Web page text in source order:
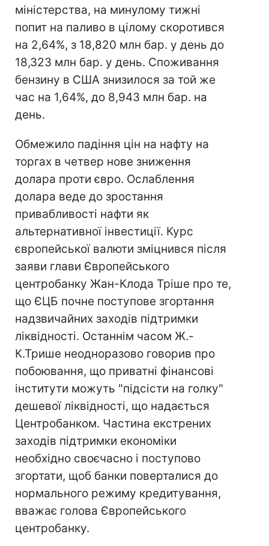
міністерства, на минулому тижні
попит на паливо в цілому скоротився
на 2,64%, з 18,820 млн бар. у день до
18,323 млн бар. у день. Споживання
бензину в США знизилося за той же
час на 1,64%, до 8,943 млн бар. на
день.
Обмежило падіння цін на нафту на
торгах в четвер нове зниження
долара проти євро. Ослаблення
долара веде до зростання
привабливості нафти як
альтернативної інвестиції. Курс
європейської валюти зміцнився після
заяви глави Європейського
центробанку Жан-Клода Тріше про те,
що ЄЦБ почне поступове згортання
надзвичайних заходів підтримки
ліквідності. Останнім часом Ж.-
К.Трише неодноразово говорив про
побоювання, що приватні фінансові
інститути можуть "підсісти на голку"
дешевої ліквідності, що надається
Центробанком. Частина екстрених
заходів підтримки економіки
необхідно своєчасно і поступово
згортати, щоб банки поверталися до
нормального режиму кредитування,
вважає голова Європейського
центробанку.